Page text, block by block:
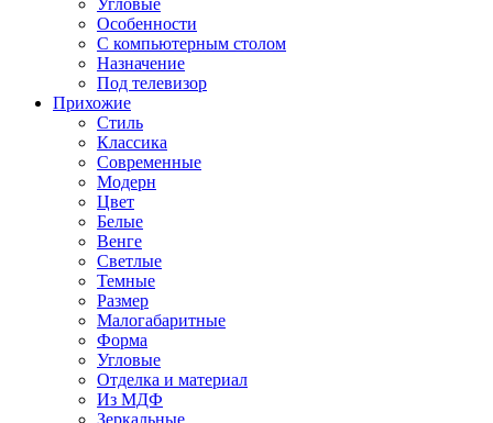
Угловые
Особенности
С компьютерным столом
Назначение
Под телевизор
Прихожие
Стиль
Классика
Современные
Модерн
Цвет
Белые
Венге
Светлые
Темные
Размер
Малогабаритные
Форма
Угловые
Отделка и материал
Из МДФ
Зеркальные